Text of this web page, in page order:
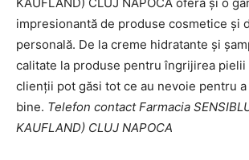
impresionantă de produse cosmetice și
personală. De la creme hidratante și
calitate la produse pentru îngrijirea pielii
clienții pot găsi tot ce au nevoie pentru
bine. Telefon contact Farmacia
KAUFLAND) CLUJ NAPOCA